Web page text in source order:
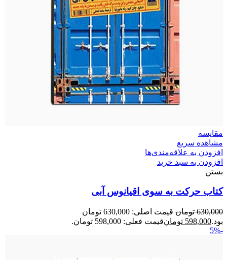
مقایسه
مشاهده سریع
افزودن به علاقه‌مندی‌ها
افزودن به سبد خرید
بستن
کتاب حرکت به سوی اقیانوس آبی
630,000 تومان
قیمت اصلی: 630,000 تومان
بود.598,000 تومانقیمت فعلی: 598,000 تومان.
-5%